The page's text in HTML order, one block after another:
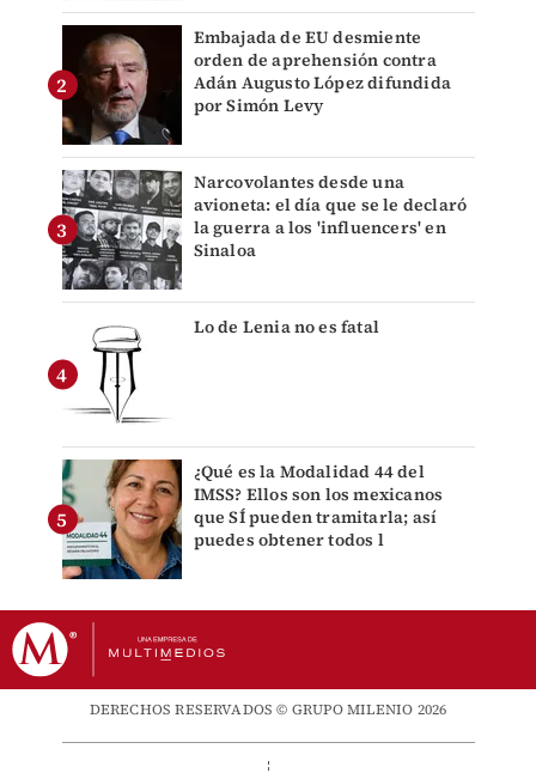
Embajada de EU desmiente
orden de aprehensión contra
Adán Augusto López difundida
por Simón Levy
Narcovolantes desde una
avioneta: el día que se le declaró
la guerra a los 'influencers' en
Sinaloa
Lo de Lenia no es fatal
¿Qué es la Modalidad 44 del
IMSS? Ellos son los mexicanos
que SÍ pueden tramitarla; así
puedes obtener todos l
DERECHOS RESERVADOS © GRUPO MILENIO 2026